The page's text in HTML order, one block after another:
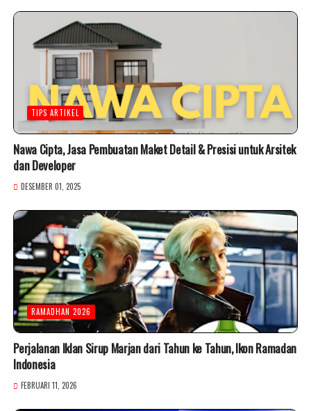
TIPS ARTIKEL
Nawa Cipta, Jasa Pembuatan Maket Detail & Presisi untuk Arsitek
dan Developer
DESEMBER 01, 2025
RAMADHAN 2026
Perjalanan Iklan Sirup Marjan dari Tahun ke Tahun, Ikon Ramadan
Indonesia
FEBRUARI 11, 2026